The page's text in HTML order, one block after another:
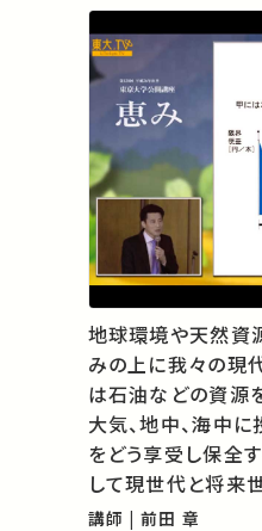
地球環境や天然資
みの上に我々の現
は石油などの資源
大気、地中、海中
をどう享受し保全
して現世代と将来
べきか、という問
講師 | 前田 章